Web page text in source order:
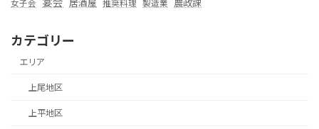
女子会 推奨料理 製造業
カテゴリー
エリア
上尾地区
上平地区